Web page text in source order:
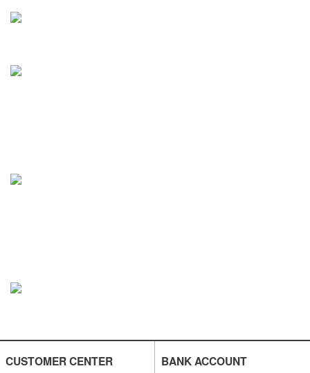
CUSTOMER CENTER BANK ACCOUNT